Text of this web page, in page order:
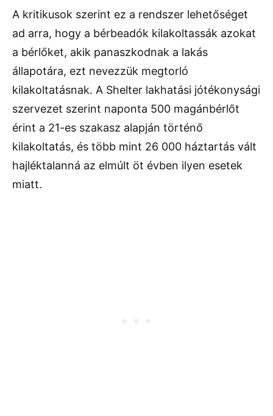
A kritikusok szerint ez a rendszer lehetőséget
ad arra, hogy a bérbeadók kilakoltassák azokat
a bérlőket, akik panaszkodnak a lakás
állapotára, ezt nevezzük megtorló
kilakoltatásnak. A Shelter lakhatási jótékonysági
szervezet szerint naponta 500 magánbérlőt
érint a 21-es szakasz alapján történő
kilakoltatás, és több mint 26 000 háztartás vált
hajléktalanná az elmúlt öt évben ilyen esetek
miatt.